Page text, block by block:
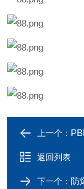
上一个：
返回列表
下一个： 防